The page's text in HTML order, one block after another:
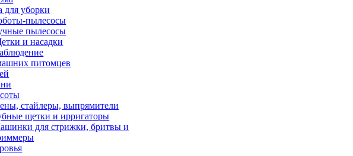
для уборки
пылесосы
пылесосы
и насадки
питомцев
стайлеры, выпрямители
щетки и ирригаторы
для стрижки, бритвы и